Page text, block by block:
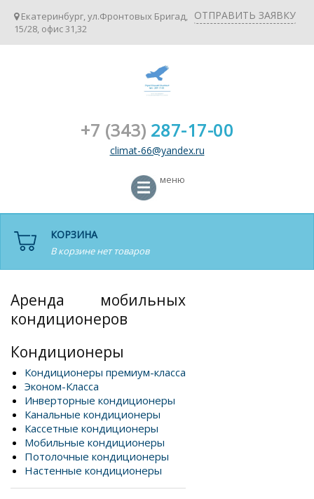
ОТПРАВИТЬ ЗАЯВКУ
Екатеринбург, ул.Фронтовых Бригад,
15/28, офис 31,32
+7 (343) 287-17-00
climat-66@yandex.ru
КОРЗИНА
В корзине нет товаров
меню
Аренда мобильных
кондиционеров
Кондиционеры
Кондиционеры премиум-класса
Эконом-Класса
Инверторные кондиционеры
Канальные кондиционеры
Кассетные кондиционеры
Мобильные кондиционеры
Потолочные кондиционеры
Настенные кондиционеры